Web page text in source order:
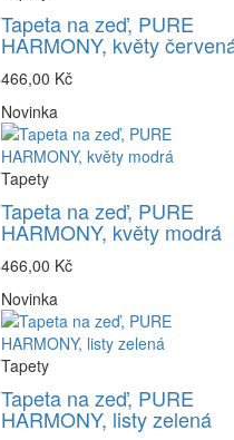
Tapeta na zeď, PURE
HARMONY, květy
466,00 Kč
Novinka
Tapety
Tapeta na zeď, PURE
HARMONY, květy modrá
466,00 Kč
Novinka
Tapety
Tapeta na zeď, PURE
HARMONY, listy zelená